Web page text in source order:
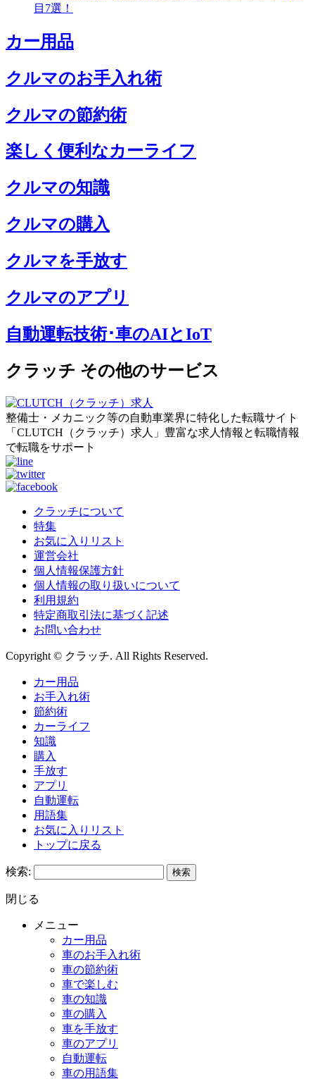
目7選！
カー用品
クルマのお手入れ術
クルマの節約術
楽しく便利なカーライフ
クルマの知識
クルマの購入
クルマを手放す
クルマのアプリ
自動運転技術･車のAIとIoT
クラッチ その他のサービス
整備士・メカニック等の自動車業界に特化した転職サイト
「CLUTCH（クラッチ）求人」豊富な求人情報と転職情報
で転職をサポート
クラッチについて
特集
お気に入りリスト
運営会社
個人情報保護方針
個人情報の取り扱いについて
利用規約
特定商取引法に基づく記述
お問い合わせ
Copyright © クラッチ. All Rights Reserved.
カー用品
お手入れ術
節約術
カーライフ
知識
購入
手放す
アプリ
自動運転
用語集
お気に入りリスト
トップに戻る
検索:
閉じる
メニュー
カー用品
車のお手入れ術
車の節約術
車で楽しむ
車の知識
車の購入
車を手放す
車のアプリ
自動運転
車の用語集